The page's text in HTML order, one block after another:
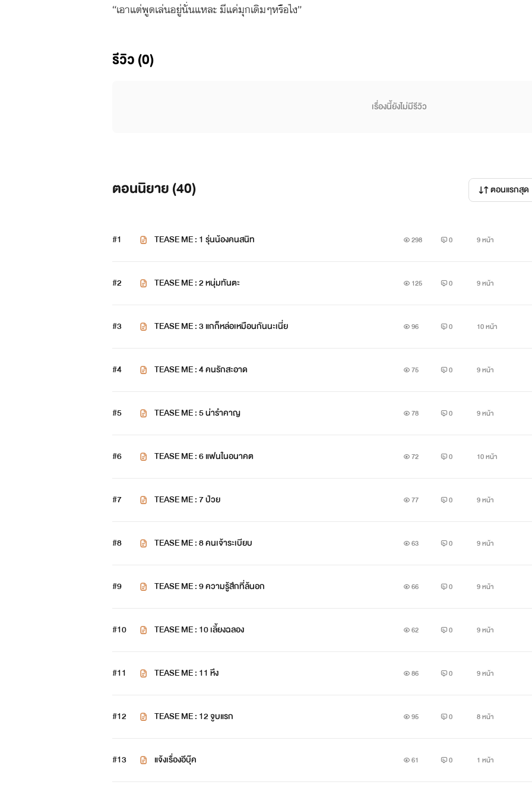
“เอาแต่พูดเล่นอยู่นั่นแหละ มีแค่มุกเดิมๆหรือไง”
รีวิว (0)
เรื่องนี้ยังไม่มีรีวิว
ตอนนิยาย (40) ตอนแรกสุด
#1 TEASE ME : 1 รุ่นน้องคนสนิท 298 0 9 หน้า
#2 TEASE ME : 2 หนุ่มทันตะ 125 0 9 หน้า
#3 TEASE ME : 3 แกก็หล่อเหมือนกันนะเนี่ย 96 0 10 หน้า
#4 TEASE ME : 4 คนรักสะอาด 75 0 9 หน้า
#5 TEASE ME : 5 น่ารำคาญ 78 0 9 หน้า
#6 TEASE ME : 6 แฟนในอนาคต 72 0 10 หน้า
#7 TEASE ME : 7 ป่วย 77 0 9 หน้า
#8 TEASE ME : 8 คนเจ้าระเบียบ 63 0 9 หน้า
#9 TEASE ME : 9 ความรู้สึกที่ล้นอก 66 0 9 หน้า
#10 TEASE ME : 10 เลี้ยงฉลอง 62 0 9 หน้า
#11 TEASE ME : 11 หึง 86 0 9 หน้า
#12 TEASE ME : 12 จูบแรก 95 0 8 หน้า
#13 แจ้งเรื่องอีบุ๊ค 61 0 1 หน้า